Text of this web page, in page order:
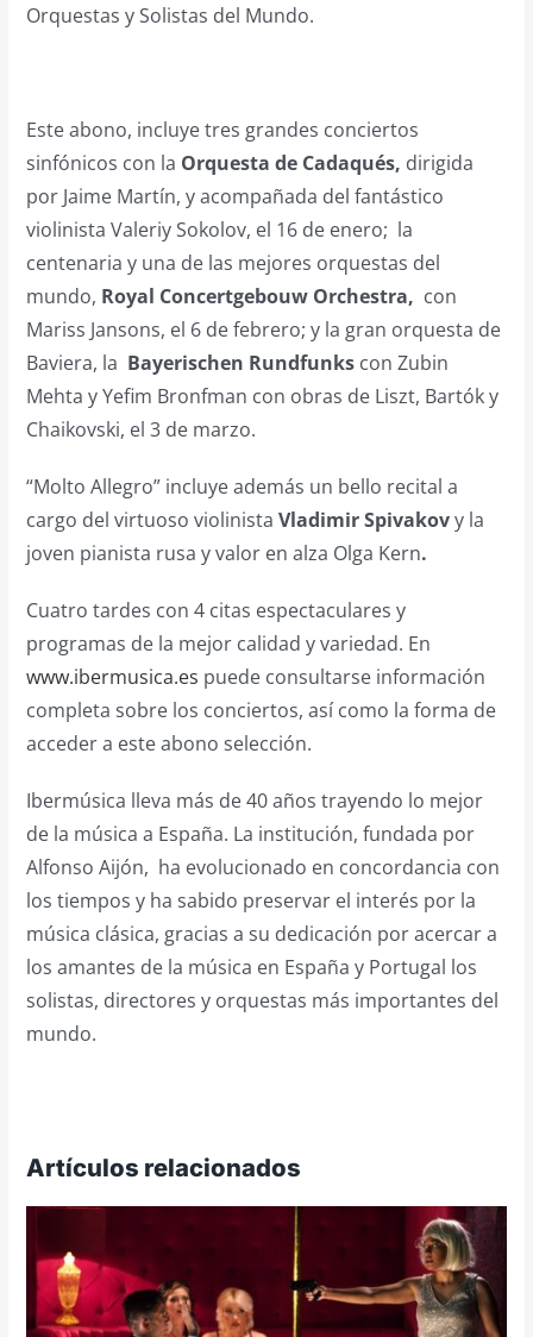
Orquestas y Solistas del Mundo.
Este abono, incluye tres grandes conciertos
sinfónicos con la Orquesta de Cadaqués, dirigida
por Jaime Martín, y acompañada del fantástico
violinista Valeriy Sokolov, el 16 de enero; la
centenaria y una de las mejores orquestas del
mundo, Royal Concertgebouw Orchestra, con
Mariss Jansons, el 6 de febrero; y la gran orquesta de
Baviera, la Bayerischen Rundfunks con Zubin
Mehta y Yefim Bronfman con obras de Liszt, Bartók y
Chaikovski, el 3 de marzo.
“Molto Allegro” incluye además un bello recital a
cargo del virtuoso violinista Vladimir Spivakovy la
joven pianista rusa y valor en alza Olga Kern.
Cuatro tardes con 4 citas espectaculares y
programas de la mejor calidad y variedad. En
www.ibermusica.es puede consultarse información
completa sobre los conciertos, así como la forma de
acceder a este abono selección.
Ibermúsica lleva más de 40 años trayendo lo mejor
de la música a España. La institución, fundada por
Alfonso Aijón, ha evolucionado en concordancia con
los tiempos y ha sabido preservar el interés por la
música clásica, gracias a su dedicación por acercar a
los amantes de la música en España y Portugal los
solistas, directores y orquestas más importantes del
mundo.
Artículos relacionados